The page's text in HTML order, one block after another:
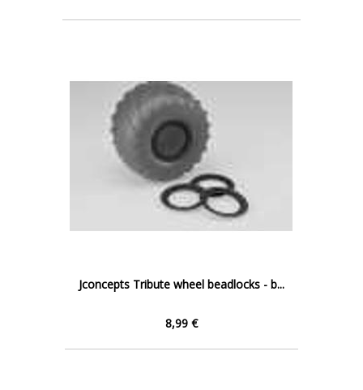
Jconcepts Tribute wheel beadlocks - b...
8,99 €